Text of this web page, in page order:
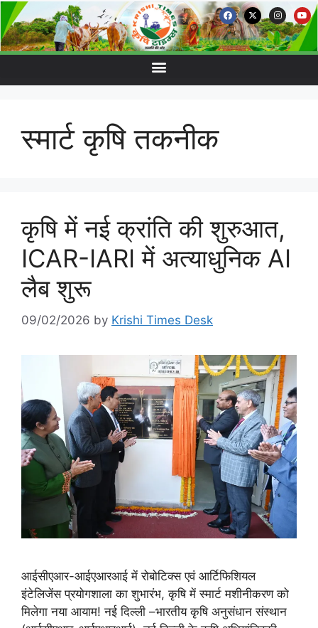
स्मार्ट कृषि तकनीक
कृषि में नई क्रांति की शुरुआत,
ICAR-IARI में अत्याधुनिक AI
लैब शुरू
09/02/2026 by Krishi Times Desk
आईसीएआर-आईएआरआई में रोबोटिक्स एवं आर्टिफिशियल
इंटेलिजेंस प्रयोगशाला का शुभारंभ, कृषि में स्मार्ट मशीनीकरण को
मिलेगा नया आयाम! नई दिल्ली –भारतीय कृषि अनुसंधान संस्थान